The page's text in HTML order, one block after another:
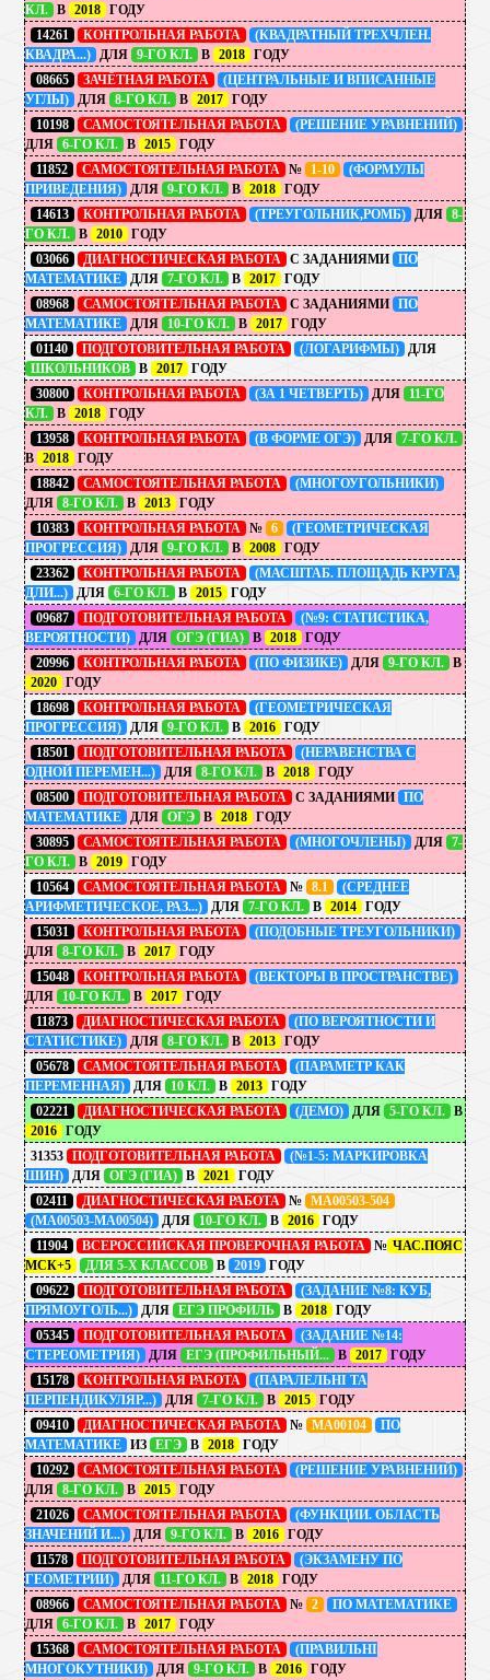
КЛ.
В 2018 ГОДУ
14261
КОНТРОЛЬНАЯ РАБОТА
(КВАДРАТНЫЙ ТРЕХЧЛЕН.
КВАДРА...) ДЛЯ 9-ГО КЛ. В 2018 ГОДУ
08665
ЗАЧЁТНАЯ РАБОТА
(ЦЕНТРАЛЬНЫЕ И ВПИСАННЫЕ
УГЛЫ) ДЛЯ 8-ГО КЛ. В 2017 ГОДУ
10198
САМОСТОЯТЕЛЬНАЯ РАБОТА
(РЕШЕНИЕ УРАВНЕНИЙ)
ДЛЯ 6-ГО КЛ. В 2015 ГОДУ
11852
САМОСТОЯТЕЛЬНАЯ РАБОТА № 1-10
(ФОРМУЛЫ
ПРИВЕДЕНИЯ) ДЛЯ 9-ГО КЛ. В 2018 ГОДУ
14613
КОНТРОЛЬНАЯ РАБОТА (ТРЕУГОЛЬНИК,РОМБ) ДЛЯ 8-
ГО КЛ.
В 2010 ГОДУ
03066
ДИАГНОСТИЧЕСКАЯ РАБОТА С ЗАДАНИЯМИ ПО
МАТЕМАТИКЕ ДЛЯ 7-ГО КЛ. В 2017 ГОДУ
08968
САМОСТОЯТЕЛЬНАЯ РАБОТА С ЗАДАНИЯМИ ПО
МАТЕМАТИКЕ ДЛЯ 10-ГО КЛ. В 2017 ГОДУ
01140
ПОДГОТОВИТЕЛЬНАЯ РАБОТА (ЛОГАРИФМЫ) ДЛЯ
ШКОЛЬНИКОВ
В 2017 ГОДУ
30800
КОНТРОЛЬНАЯ РАБОТА (ЗА 1 ЧЕТВЕРТЬ) ДЛЯ 11-ГО
КЛ.
В 2018 ГОДУ
13958
КОНТРОЛЬНАЯ РАБОТА (В ФОРМЕ ОГЭ) ДЛЯ 7-ГО КЛ.
В 2018 ГОДУ
18842
САМОСТОЯТЕЛЬНАЯ РАБОТА
(МНОГОУГОЛЬНИКИ)
ДЛЯ 8-ГО КЛ. В 2013 ГОДУ
10383
КОНТРОЛЬНАЯ РАБОТА № 6
(ГЕОМЕТРИЧЕСКАЯ
ПРОГРЕССИЯ) ДЛЯ 9-ГО КЛ. В 2008 ГОДУ
23362
КОНТРОЛЬНАЯ РАБОТА
(МАСШТАБ. ПЛОЩАДЬ КРУГА,
ДЛИ...) ДЛЯ 6-ГО КЛ. В 2015 ГОДУ
09687
ПОДГОТОВИТЕЛЬНАЯ РАБОТА
(№9: СТАТИСТИКА,
ВЕРОЯТНОСТИ) ДЛЯ ОГЭ (ГИА) В 2018 ГОДУ
20996
КОНТРОЛЬНАЯ РАБОТА (ПО ФИЗИКЕ) ДЛЯ 9-ГО КЛ.
В
2020 ГОДУ
18698
КОНТРОЛЬНАЯ РАБОТА
(ГЕОМЕТРИЧЕСКАЯ
ПРОГРЕССИЯ) ДЛЯ 9-ГО КЛ. В 2016 ГОДУ
18501
ПОДГОТОВИТЕЛЬНАЯ РАБОТА
(НЕРАВЕНСТВА С
ОДНОЙ ПЕРЕМЕН...) ДЛЯ 8-ГО КЛ. В 2018 ГОДУ
08500
ПОДГОТОВИТЕЛЬНАЯ РАБОТА С ЗАДАНИЯМИ ПО
МАТЕМАТИКЕ ДЛЯ ОГЭ В 2018 ГОДУ
30895
САМОСТОЯТЕЛЬНАЯ РАБОТА (МНОГОЧЛЕНЫ) ДЛЯ 7-
ГО КЛ.
В 2019 ГОДУ
10564
САМОСТОЯТЕЛЬНАЯ РАБОТА № 8.1
(СРЕДНЕЕ
АРИФМЕТИЧЕСКОЕ, РАЗ...) ДЛЯ 7-ГО КЛ. В 2014 ГОДУ
15031
КОНТРОЛЬНАЯ РАБОТА
(ПОДОБНЫЕ ТРЕУГОЛЬНИКИ)
ДЛЯ 8-ГО КЛ. В 2017 ГОДУ
15048
КОНТРОЛЬНАЯ РАБОТА
(ВЕКТОРЫ В ПРОСТРАНСТВЕ)
ДЛЯ 10-ГО КЛ. В 2017 ГОДУ
11873
ДИАГНОСТИЧЕСКАЯ РАБОТА
(ПО ВЕРОЯТНОСТИ И
СТАТИСТИКЕ) ДЛЯ 8-ГО КЛ. В 2013 ГОДУ
05678
САМОСТОЯТЕЛЬНАЯ РАБОТА
(ПАРАМЕТР КАК
ПЕРЕМЕННАЯ) ДЛЯ 10 КЛ. В 2013 ГОДУ
02221
ДИАГНОСТИЧЕСКАЯ РАБОТА (ДЕМО) ДЛЯ 5-ГО КЛ.
В
2016 ГОДУ
31353
ПОДГОТОВИТЕЛЬНАЯ РАБОТА
(№1-5: МАРКИРОВКА
ШИН) ДЛЯ ОГЭ (ГИА) В 2021 ГОДУ
02411
ДИАГНОСТИЧЕСКАЯ РАБОТА № МА00503-504
(МА00503-МА00504) ДЛЯ 10-ГО КЛ. В 2016 ГОДУ
11904
ВСЕРОССИЙСКАЯ ПРОВЕРОЧНАЯ РАБОТА № ЧАС.ПОЯС
МСК+5
ДЛЯ 5-Х КЛАССОВ В 2019 ГОДУ
09622
ПОДГОТОВИТЕЛЬНАЯ РАБОТА
(ЗАДАНИЕ №8: КУБ,
ПРЯМОУГОЛЬ...) ДЛЯ ЕГЭ ПРОФИЛЬ В 2018 ГОДУ
05345
ПОДГОТОВИТЕЛЬНАЯ РАБОТА
(ЗАДАНИЕ №14:
СТЕРЕОМЕТРИЯ) ДЛЯ ЕГЭ (ПРОФИЛЬНЫЙ... В 2017 ГОДУ
15178
КОНТРОЛЬНАЯ РАБОТА
(ПАРАЛЕЛЬНІ ТА
ПЕРПЕНДИКУЛЯР...) ДЛЯ 7-ГО КЛ. В 2015 ГОДУ
09410
ДИАГНОСТИЧЕСКАЯ РАБОТА № МА00104
ПО
МАТЕМАТИКЕ ИЗ ЕГЭ В 2018 ГОДУ
10292
САМОСТОЯТЕЛЬНАЯ РАБОТА
(РЕШЕНИЕ УРАВНЕНИЙ)
ДЛЯ 8-ГО КЛ. В 2015 ГОДУ
21026
САМОСТОЯТЕЛЬНАЯ РАБОТА
(ФУНКЦИИ. ОБЛАСТЬ
ЗНАЧЕНИЙ И...) ДЛЯ 9-ГО КЛ. В 2016 ГОДУ
11578
ПОДГОТОВИТЕЛЬНАЯ РАБОТА
(ЭКЗАМЕНУ ПО
ГЕОМЕТРИИ) ДЛЯ 11-ГО КЛ. В 2018 ГОДУ
08966
САМОСТОЯТЕЛЬНАЯ РАБОТА № 2
ПО МАТЕМАТИКЕ
ДЛЯ 6-ГО КЛ. В 2017 ГОДУ
15368
САМОСТОЯТЕЛЬНАЯ РАБОТА
(ПРАВИЛЬНІ
МНОГОКУТНИКИ) ДЛЯ 9-ГО КЛ. В 2016 ГОДУ